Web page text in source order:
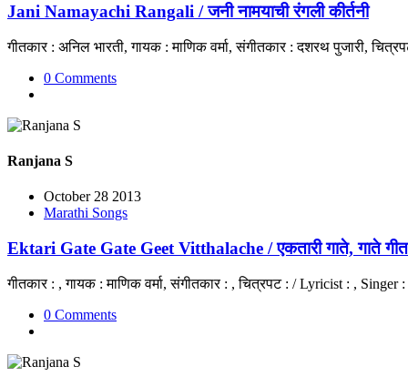
Jani Namayachi Rangali / जनी नामयाची रंगली कीर्तनी
गीतकार : अनिल भारती, गायक : माणिक वर्मा, संगीतकार : दशरथ पुजारी,
0 Comments
Ranjana S
October 28 2013
Marathi Songs
Ektari Gate Gate Geet Vitthalache / एकतारी गाते, गाते गीत
गीतकार : , गायक : माणिक वर्मा, संगीतकार : , चित्रपट : / Lyricist : ,
0 Comments